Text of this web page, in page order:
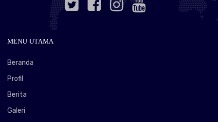
MENU UTAMA
Beranda
Profil
Berita
Galeri